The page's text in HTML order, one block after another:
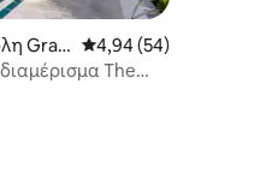
Gran Μέση βαθμολογία:
4,94 (54)
The